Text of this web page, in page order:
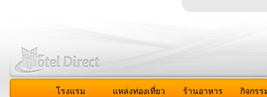
โรงแรม แหล่งท่องเที่ยว ร้านอาหาร กิจกรร